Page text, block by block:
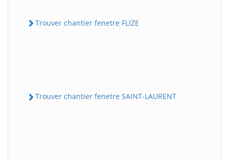
Trouver chantier fenetre FLIZE
Trouver chantier fenetre SAINT-LAURENT